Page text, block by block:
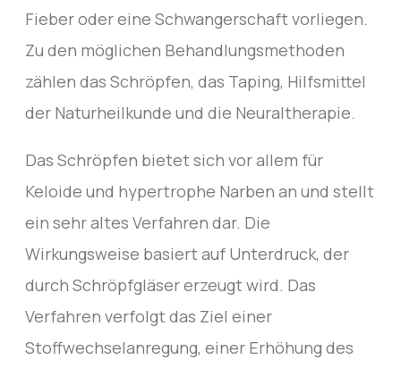
Fieber oder eine Schwangerschaft vorliegen.
Zu den möglichen Behandlungsmethoden
zählen das Schröpfen, das Taping, Hilfsmittel
der Naturheilkunde und die Neuraltherapie.
Das Schröpfen bietet sich vor allem für
Keloide und hypertrophe Narben an und stellt
ein sehr altes Verfahren dar. Die
Wirkungsweise basiert auf Unterdruck, der
durch Schröpfgläser erzeugt wird. Das
Verfahren verfolgt das Ziel einer
Stoffwechselanregung, einer Erhöhung des